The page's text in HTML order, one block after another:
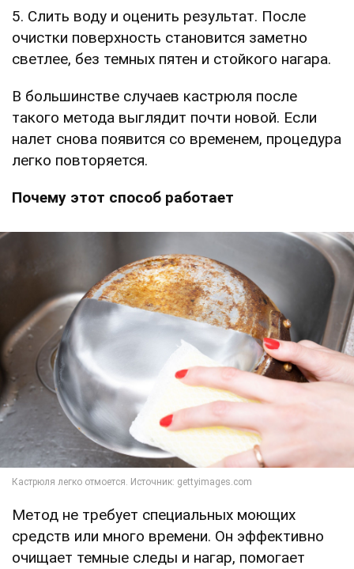
5. Слить воду и оценить результат. После
очистки поверхность становится заметно
светлее, без темных пятен и стойкого нагара.
В большинстве случаев кастрюля после
такого метода выглядит почти новой. Если
налет снова появится со временем, процедура
легко повторяется.
Почему этот способ работает
Метод не требует специальных моющих
средств или много времени. Он эффективно
очищает темные следы и нагар, помогает